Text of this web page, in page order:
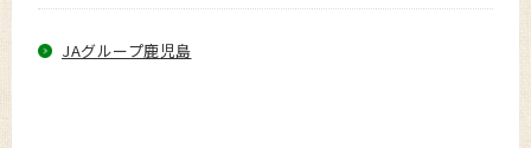
JAグループ鹿児島